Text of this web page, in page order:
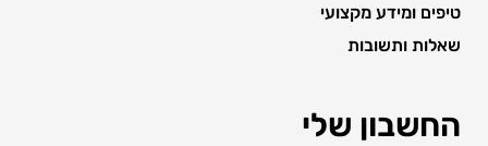
טיפים ומידע מקצועי
שאלות ותשובות
החשבון שלי